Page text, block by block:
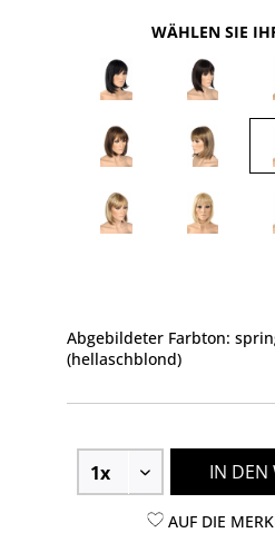
WÄHLEN SIE
Abgebildeter Farbton:
(hellaschblond)
IN DEN
AUF DIE